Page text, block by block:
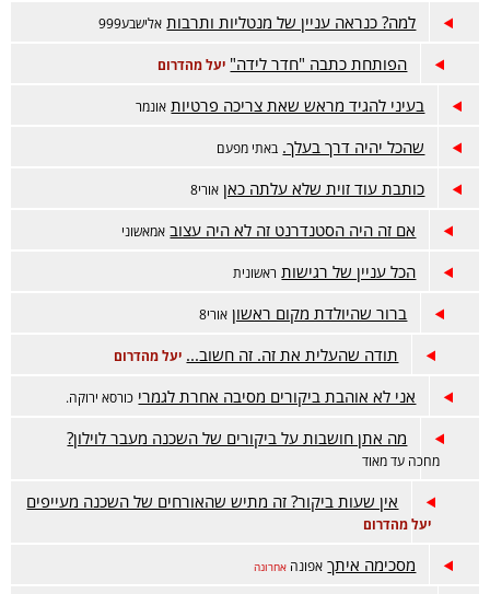
למה? כנראה עניין של מנטליות ותרבות אלישבע999
הפותחת כתבה "חדר לידה" יעל מהדרום
בעיני להגיד מראש שאת צריכה פרטיות אונמר
שהכל יהיה דרך בעלך. באתי מפעם
כותבת עוד זוית שלא עלתה כאן אורי8
אם זה היה הסטנדרנט זה לא היה עצוב אמאשוני
הכל עניין של רגישות ראשונית
ברור שהיולדת מקום ראשון אורי8
תודה שהעלית את זה. זה חשוב... יעל מהדרום
אני לא אוהבת ביקורים מסיבה אחרת לגמרי כורסא ירוקה.
מה אתן חושבות על ביקורים של השכנה מעבר לוילון?
מחכה עד מאוד
אין שעות ביקור? זה מתיש שהאורחים של השכנה מעייפים
יעל מהדרום
מסכימה איתך אפונה אחרונה